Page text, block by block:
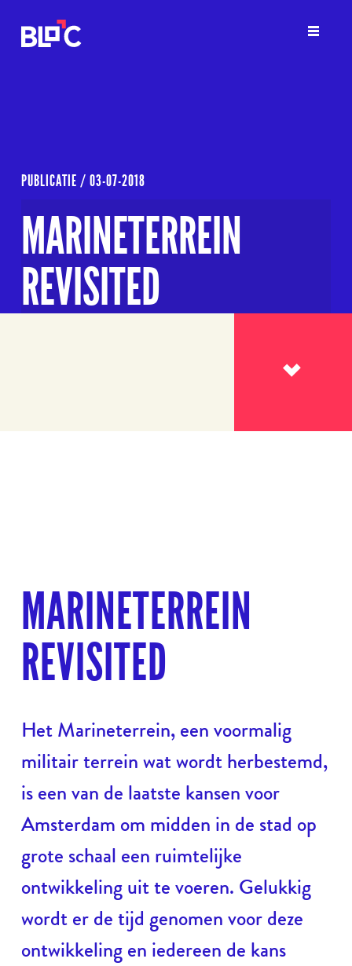
PUBLICATIE / 03-07-2018
MARINETERREIN
REVISITED
MARINETERREIN
REVISITED
Het Marineterrein, een voormalig
militair terrein wat wordt herbestemd,
is een van de laatste kansen voor
Amsterdam om midden in de stad op
grote schaal een ruimtelijke
ontwikkeling uit te voeren. Gelukkig
wordt er de tijd genomen voor deze
ontwikkeling en iedereen de kans